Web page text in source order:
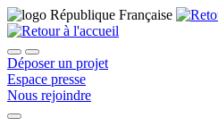
Déposer un projet
Espace presse
Nous rejoindre